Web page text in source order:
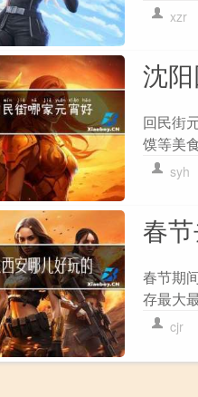
xzr
沈
回民街
馍等美
syh
春
春节期
存最大
cjr